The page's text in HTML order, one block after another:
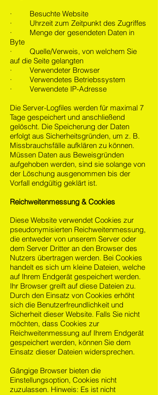
· Besuchte Website
· Uhrzeit zum Zeitpunkt des Zugriffes
· Menge der gesendeten Daten in
Byte
· Quelle/Verweis, von welchem Sie
auf die Seite gelangten
· Verwendeter Browser
· Verwendetes Betriebssystem
· Verwendete IP-Adresse
Die Server-Logfiles werden für maximal 7
Tage gespeichert und anschließend
gelöscht. Die Speicherung der Daten
erfolgt aus Sicherheitsgründen, um z. B.
Missbrauchsfälle aufklären zu können.
Müssen Daten aus Beweisgründen
aufgehoben werden, sind sie solange von
der Löschung ausgenommen bis der
Vorfall endgültig geklärt ist.
Reichweitenmessung & Cookies
Diese Website verwendet Cookies zur
pseudonymisierten Reichweitenmessung,
die entweder von unserem Server oder
dem Server Dritter an den Browser des
Nutzers übertragen werden. Bei Cookies
handelt es sich um kleine Dateien, welche
auf Ihrem Endgerät gespeichert werden.
Ihr Browser greift auf diese Dateien zu.
Durch den Einsatz von Cookies erhöht
sich die Benutzerfreundlichkeit und
Sicherheit dieser Website. Falls Sie nicht
möchten, dass Cookies zur
Reichweitenmessung auf Ihrem Endgerät
gespeichert werden, können Sie dem
Einsatz dieser Dateien widersprechen.
Gängige Browser bieten die
Einstellungsoption, Cookies nicht
zuzulassen. Hinweis: Es ist nicht